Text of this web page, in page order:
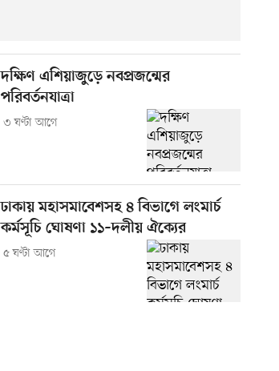
দক্ষিণ এশিয়াজুড়ে নবপ্রজন্মের
পরিবর্তনযাত্রা
৩ ঘণ্টা আগে
ঢাকায় মহাসমাবেশসহ ৪ বিভাগে লংমার্চ
কর্মসূচি ঘোষণা ১১–দলীয় ঐক্যের
৫ ঘণ্টা আগে